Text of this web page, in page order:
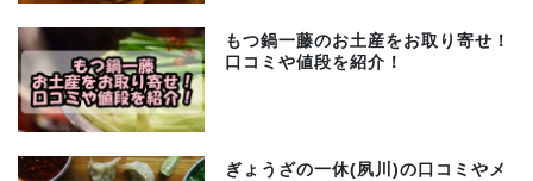
もつ鍋一藤のお土産をお取り寄せ！
口コミや値段を紹介！
ぎょうざの一休(夙川)の口コミやメ